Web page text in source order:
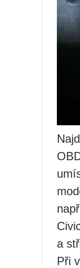
a
Při